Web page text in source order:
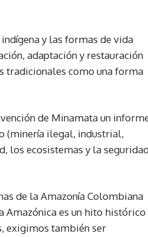
y las formas de vida
adaptación y restauración
tradicionales como una forma
de Minamata un
(minería ilegal, industrial,
los ecosistemas y la
de la Amazonía Colombiana
Amazónica es un hito histórico
exigimos también ser